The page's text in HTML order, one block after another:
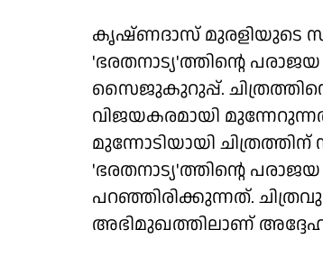
കൃഷ്ണദാസ് മുരളിയുടെ
'ഭരതനാട്യ'ത്തിന്റെ
സൈജുകുറുപ്പ്. ചിത്രത്തിന്റെ
വിജയകരമായി
മുന്നോടിയായി
'ഭരതനാട്യ'ത്തിന്റെ
പറഞ്ഞിരിക്കുന്നത്.
അഭിമുഖത്തിലാണ്